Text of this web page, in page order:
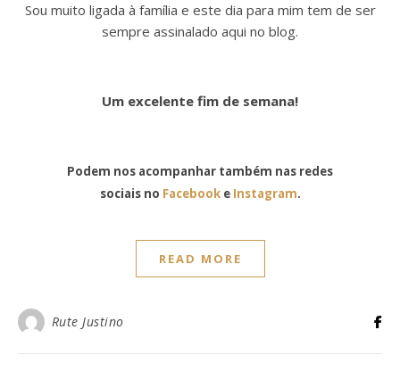
Sou muito ligada à família e este dia para mim tem de ser
sempre assinalado aqui no blog.
Um excelente fim de semana!
Podem nos acompanhar também nas redes
sociais no Facebooke Instagram.
READ MORE
Rute Justino